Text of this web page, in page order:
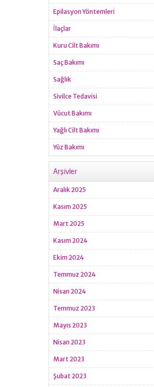
Epilasyon Yöntemleri
İlaçlar
Kuru Cilt Bakımı
Saç Bakımı
Sağlık
Sivilce Tedavisi
Vücut Bakımı
Yağlı Cilt Bakımı
Yüz Bakımı
Arşivler
Aralık 2025
Kasım 2025
Mart 2025
Kasım 2024
Ekim 2024
Temmuz 2024
Nisan 2024
Temmuz 2023
Mayıs 2023
Nisan 2023
Mart 2023
Şubat 2023